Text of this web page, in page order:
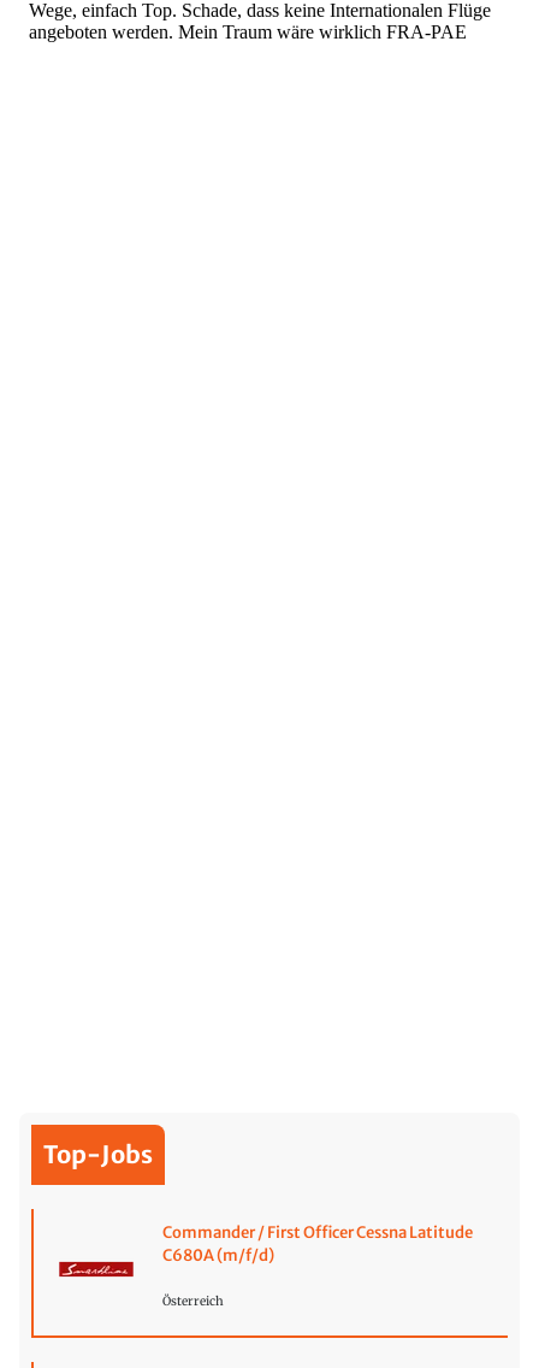
Top-Jobs
Commander / First Officer Cessna Latitude
C680A (m/f/d)
Österreich